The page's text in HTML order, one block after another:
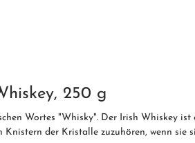
250 g
Wortes "Whisky". Der Irish Whiskey
der Kristalle zuzuhören, wenn sie